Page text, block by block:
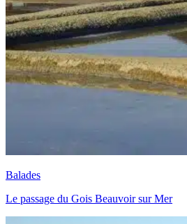
Balades
Le passage du Gois Beauvoir sur Mer